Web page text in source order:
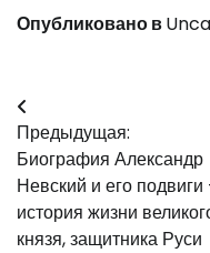
Опубликовано в
Навигация
по
записям
Предыдущая:
Биография Александр
Невский и его
история жизни
князя, защитника Руси